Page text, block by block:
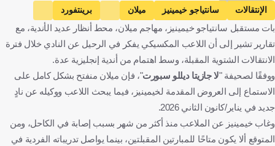
Getty Images
الإنتقالات سانتياجو خيمينيز ميلان
برينتفورد
وست هام
سندرلاند المكسيك إيطاليا
إنجلترا
كرة قدم
بات مستقبل سانتياجو خيمينيز، مهاجم ميلان، محط أنظار عديد الأندية، مع
تقارير تشير إلى أن اللاعب المكسيكي يفكر في الرحيل عن النادي خلال فترة
الانتقالات الشتوية المقبلة، وسط اهتمام من أندية إنجليزية عدة.
ووفقًا لصحيفة "لا جازيتا ديللو سبورت"، فإن ميلان منفتح بشكل كامل على
الاستماع إلى العروض المقدمة لخيمينيز، فيما يبحث اللاعب ووكيله عن نادٍ
جديد في يناير/كانون الثاني 2026.
وغاب خيمينيز عن الملاعب منذ أكثر من شهر بسبب إصابة في الكاحل، ومن
المتوقع ألا يكون متاحًا للمبارتين المقبلتين، بينما يواصل تدريباته الفردية في